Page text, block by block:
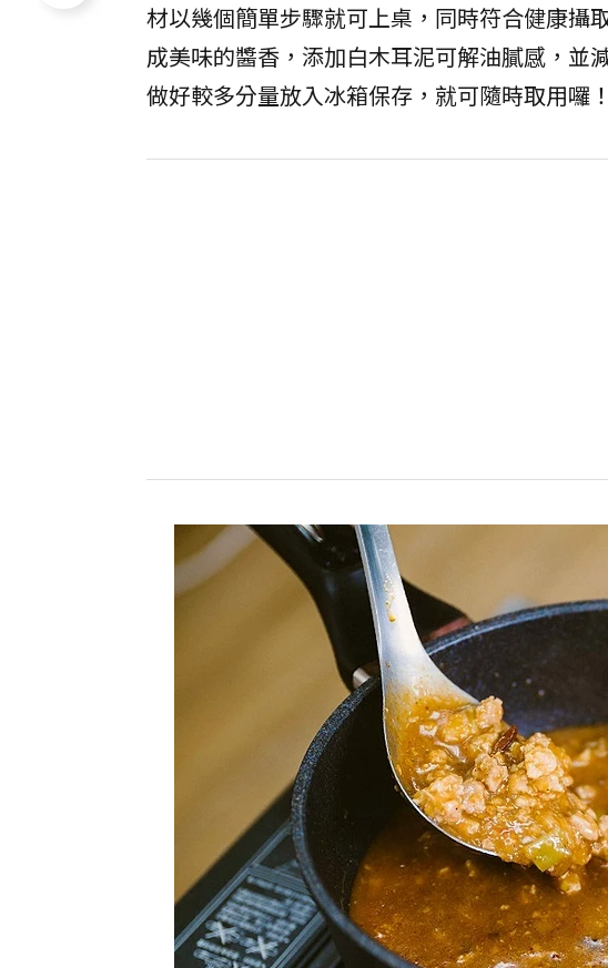
材以幾個簡單步驟就可上桌，同時符合健康攝
成美味的醬香，添加白木耳泥可解油膩感，並
做好較多分量放入冰箱保存，就可隨時取用囉！